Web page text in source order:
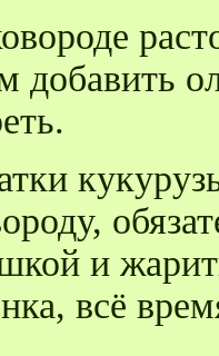
добавить
и
всё